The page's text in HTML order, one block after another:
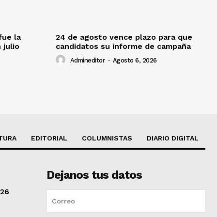
la
julio
24 de agosto vence plazo para que
candidatos su informe de campaña
Admineditor - Agosto 6, 2026
EDITORIAL COLUMNISTAS DIARIO DIGITAL
Dejanos tus datos